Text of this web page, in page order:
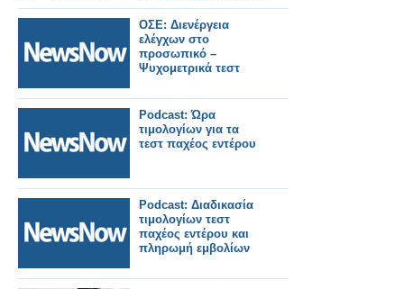
ΟΣΕ: Διενέργεια
ελέγχων στο
προσωπικό –
Ψυχομετρικά τεστ
Podcast: Ώρα
τιμολογίων για τα
τεστ παχέος εντέρου
Podcast: Διαδικασία
τιμολογίων τεστ
παχέος εντέρου και
πληρωμή εμβολίων